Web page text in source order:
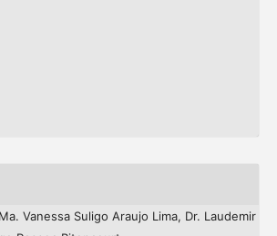
Vanessa Suligo Araujo Lima, Dr. Laudemir